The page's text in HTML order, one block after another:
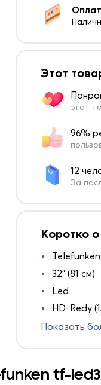
Этот
этот
96%
12
За
Коротко
Telefunken
32" (81 см)
Led
HD-Redy
Показать
tf-